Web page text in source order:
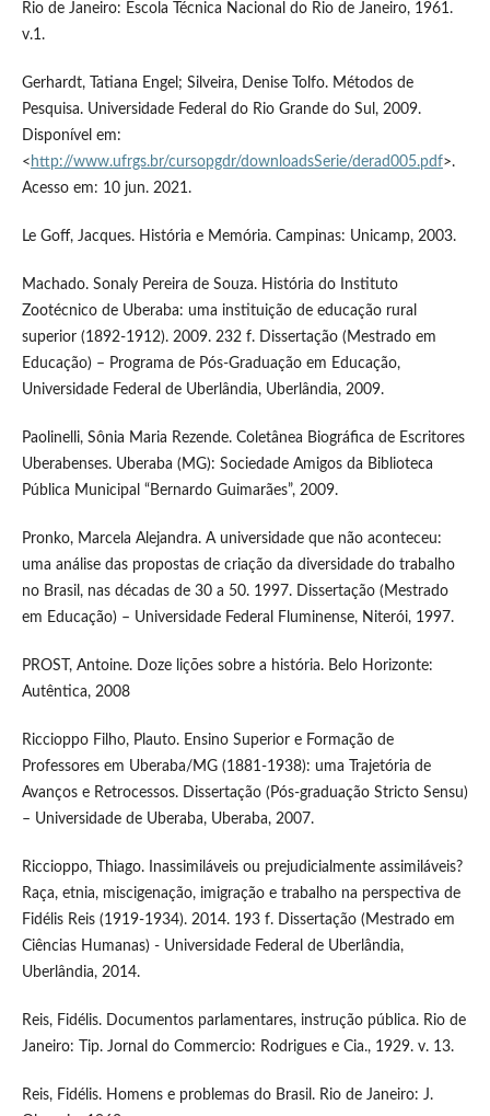
Rio de Janeiro: Escola Técnica Nacional do Rio de Janeiro, 1961.
v.1.
Gerhardt, Tatiana Engel; Silveira, Denise Tolfo. Métodos de
Pesquisa. Universidade Federal do Rio Grande do Sul, 2009.
Disponível em:
< http://www.ufrgs.br/cursopgdr/downloadsSerie/derad005.pdf>.
Acesso em: 10 jun. 2021.
Le Goff, Jacques. História e Memória. Campinas: Unicamp, 2003.
Machado. Sonaly Pereira de Souza. História do Instituto
Zootécnico de Uberaba: uma instituição de educação rural
superior (1892-1912). 2009. 232 f. Dissertação (Mestrado em
Educação) – Programa de Pós-Graduação em Educação,
Universidade Federal de Uberlândia, Uberlândia, 2009.
Paolinelli, Sônia Maria Rezende. Coletânea Biográfica de Escritores
Uberabenses. Uberaba (MG): Sociedade Amigos da Biblioteca
Pública Municipal “Bernardo Guimarães”, 2009.
Pronko, Marcela Alejandra. A universidade que não aconteceu:
uma análise das propostas de criação da diversidade do trabalho
no Brasil, nas décadas de 30 a 50. 1997. Dissertação (Mestrado
em Educação) – Universidade Federal Fluminense, Niterói, 1997.
PROST, Antoine. Doze lições sobre a história. Belo Horizonte:
Autêntica, 2008
Riccioppo Filho, Plauto. Ensino Superior e Formação de
Professores em Uberaba/MG (1881-1938): uma Trajetória de
Avanços e Retrocessos. Dissertação (Pós-graduação Stricto Sensu)
– Universidade de Uberaba, Uberaba, 2007.
Riccioppo, Thiago. Inassimiláveis ou prejudicialmente assimiláveis?
Raça, etnia, miscigenação, imigração e trabalho na perspectiva de
Fidélis Reis (1919-1934). 2014. 193 f. Dissertação (Mestrado em
Ciências Humanas) - Universidade Federal de Uberlândia,
Uberlândia, 2014.
Reis, Fidélis. Documentos parlamentares, instrução pública. Rio de
Janeiro: Tip. Jornal do Commercio: Rodrigues e Cia., 1929. v. 13.
Reis, Fidélis. Homens e problemas do Brasil. Rio de Janeiro: J.